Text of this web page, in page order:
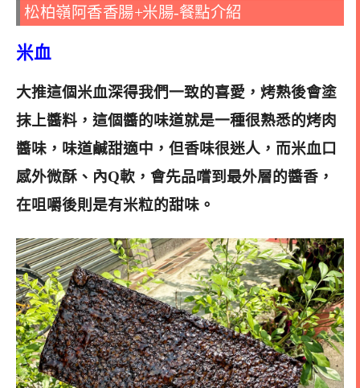
松柏嶺阿香香腸+米腸-餐點介紹
米血
大推這個米血深得我們一致的喜愛，烤熟後會塗
抹上醬料，這個醬的味道就是一種很熟悉的烤肉
醬味，味道鹹甜適中，但香味很迷人，而米血口
感外微酥、內Q軟，會先品嚐到最外層的醬香，
在咀嚼後則是有米粒的甜味。